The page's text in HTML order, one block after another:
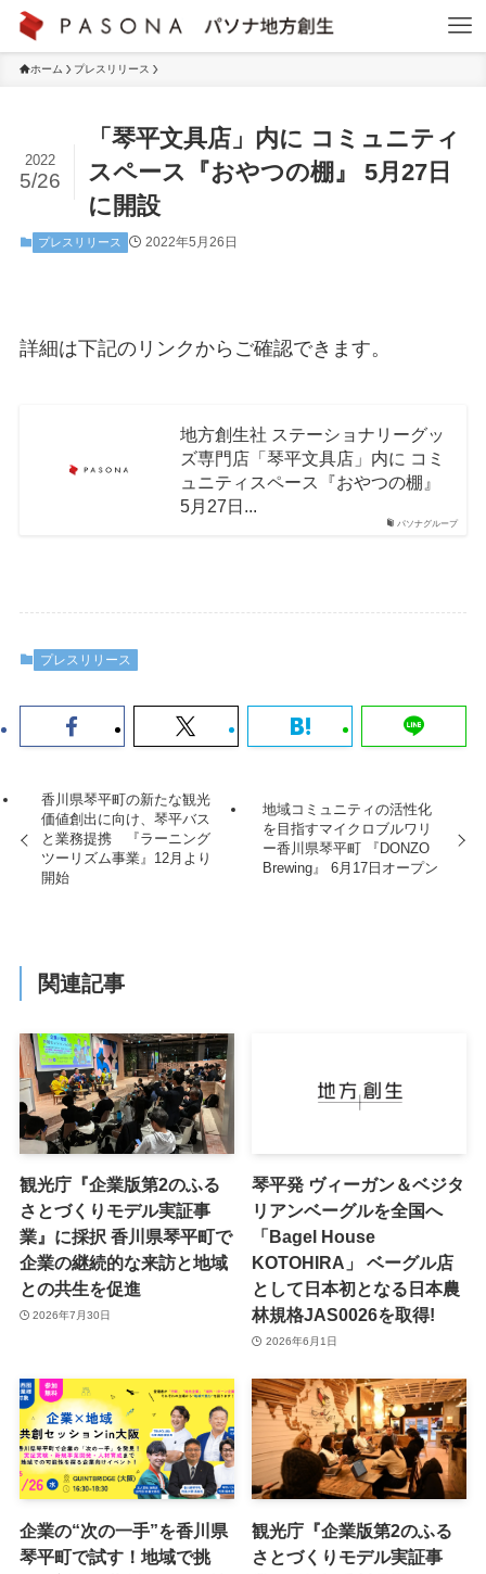
ホーム プレスリリース
「琴平文具店」内に コミュニティ
スペース『おやつの棚』 5月27日
に開設
2022
5/26
プレスリリース 2022年5月26日
詳細は下記のリンクからご確認できます。
パソナグループ
地方創生社 ステーショナリーグッ
ズ専門店「琴平文具店」内に コミ
ュニティスペース『おやつの棚』
5月27日...
プレスリリース
香川県琴平町の新たな観光
価値創出に向け、琴平バス
と業務提携 『ラーニング
ツーリズム事業』12月より
開始
地域コミュニティの活性化
を目指すマイクロブルワリ
ー香川県琴平町 『DONZO
Brewing』 6月17日オープン
関連記事
観光庁『企業版第2のふる
さとづくりモデル実証事
業』に採択 香川県琴平町で
企業の継続的な来訪と地域
との共生を促進
2026年7月30日
琴平発 ヴィーガン＆ベジタ
リアンベーグルを全国へ
「Bagel House
KOTOHIRA」 ベーグル店
として日本初となる日本農
林規格JAS0026を取得!
2026年6月1日
企業の“次の一手”を香川県
琴平町で試す！地域で挑
観光庁『企業版第2のふる
さとづくりモデル実証事